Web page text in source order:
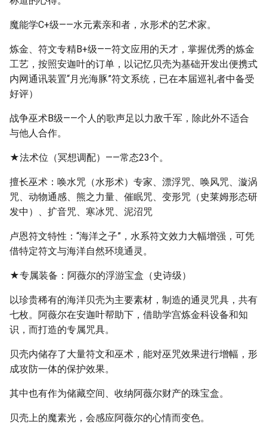
魔能学C+级——水元素亲和者，水形术的艺术家。
炼金、符文专精B+级——符文应用的天才，掌握优秀的炼金
工艺，按照安迦叶的订单，以记忆贝壳为基础开发出便携式
内网通讯装置“月光海豚”符文系统，已在本届巡礼者中备受
好评）
战争巫术B级——个人的歌声足以力敌千军，除此外不适合
与他人合作。
★法术位（冥想调配）——常态23个。
擅长巫术：唤水咒（水形术）专家、漂浮咒、唤风咒、漩涡
咒、动物通感、熊之力量、催眠咒、变形咒（史莱姆形态研
发中）、扩音咒、寒冰咒、泥沼咒
卢恩符文特性：“海洋之子”，水系符文效力大幅增强，可凭
借特定符文与海洋自然环境通灵。
★专属装备：阿薇尔的浮游宝盒（史诗级）
以珍贵稀有的海洋贝壳为主要素材，制造的通灵咒具，共有
七枚。阿薇尔在安迦叶帮助下，借助学宫炼金科设备和知
识，而打造的专属咒具。
贝壳内储存了大量符文和巫术，能对巫咒效果进行增幅，形
成攻防一体的保护效果。
其中也有作为储藏空间、收纳阿薇尔财产的珠宝盒。
贝壳上的魔素光，会感应阿薇尔的心情而变色。